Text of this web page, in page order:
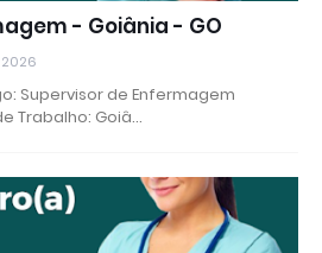
- Goiânia - GO
Supervisor de Enfermagem
Trabalho: Goiâ…